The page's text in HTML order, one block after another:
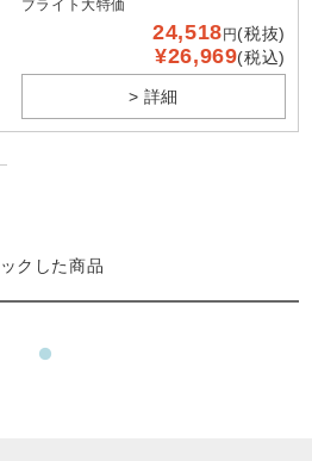
ブライト大特価
24,518 円 (税抜)
¥26,969(税込)
> 詳細
クした商品